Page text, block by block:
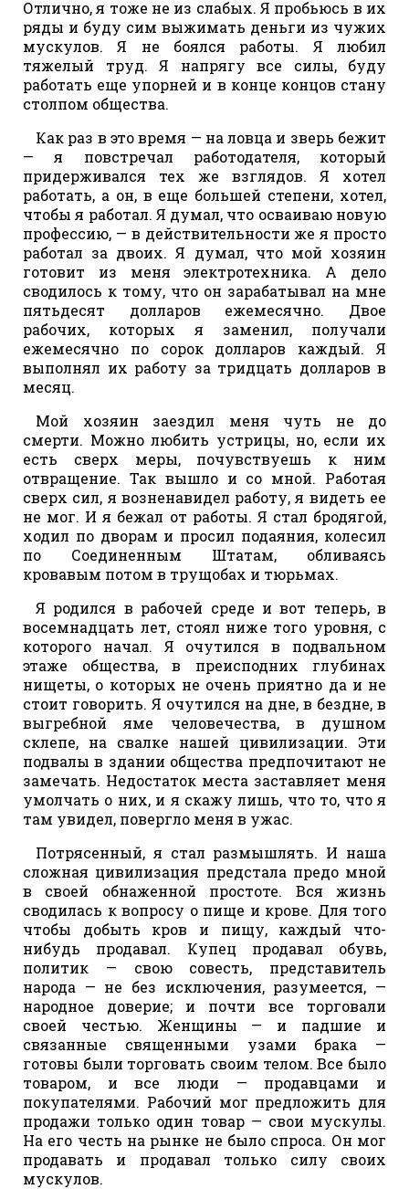
Отлично, я тоже не из слабых. Я пробьюсь в их
ряды и буду сим выжимать деньги из чужих
мускулов. Я не боялся работы. Я любил
тяжелый труд. Я напрягу все силы, буду
работать еще упорней и в конце концов стану
столпом общества.
Как раз в это время — на ловца и зверь бежит
— я повстречал работодателя, который
придерживался тех же взглядов. Я хотел
работать, а он, в еще большей степени, хотел,
чтобы я работал. Я думал, что осваиваю новую
профессию, — в действительности же я просто
работал за двоих. Я думал, что мой хозяин
готовит из меня электротехника. А дело
сводилось к тому, что он зарабатывал на мне
пятьдесят долларов ежемесячно. Двое
рабочих, которых я заменил, получали
ежемесячно по сорок долларов каждый. Я
выполнял их работу за тридцать долларов в
месяц.
Мой хозяин заездил меня чуть не до
смерти. Можно любить устрицы, но, если их
есть сверх меры, почувствуешь к ним
отвращение. Так вышло и со мной. Работая
сверх сил, я возненавидел работу, я видеть ее
не мог. И я бежал от работы. Я стал бродягой,
ходил по дворам и просил подаяния, колесил
по Соединенным Штатам, обливаясь
кровавым потом в трущобах и тюрьмах.
Я родился в рабочей среде и вот теперь, в
восемнадцать лет, стоял ниже того уровня, с
которого начал. Я очутился в подвальном
этаже общества, в преисподних глубинах
нищеты, о которых не очень приятно да и не
стоит говорить. Я очутился на дне, в бездне, в
выгребной яме человечества, в душном
склепе, на свалке нашей цивилизации. Эти
подвалы в здании общества предпочитают не
замечать. Недостаток места заставляет меня
умолчать о них, и я скажу лишь, что то, что я
там увидел, повергло меня в ужас.
Потрясенный, я стал размышлять. И наша
сложная цивилизация предстала предо мной
в своей обнаженной простоте. Вся жизнь
сводилась к вопросу о пище и крове. Для того
чтобы добыть кров и пищу, каждый что-
нибудь продавал. Купец продавал обувь,
политик — свою совесть, представитель
народа — не без исключения, разумеется, —
народное доверие; и почти все торговали
своей честью. Женщины — и падшие и
связанные священными узами брака —
готовы были торговать своим телом. Все было
товаром, и все люди — продавцами и
покупателями. Рабочий мог предложить для
продажи только один товар — свои мускулы.
На его честь на рынке не было спроса. Он мог
продавать и продавал только силу своих
мускулов.